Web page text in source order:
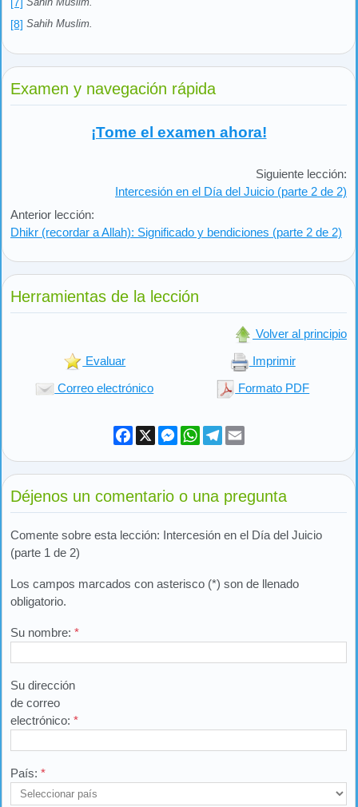
[7]
[8] Sahih Muslim.
Examen y navegación rápida
¡Tome el examen ahora!
Anterior lección:
Dhikr (recordar a Allah): Significado y bendiciones (parte 2 de 2)
Siguiente lección:
Intercesión en el Día del Juicio (parte 2 de 2)
Herramientas de la lección
Volver al principio
Evaluar Imprimir
Correo electrónico Formato PDF
Facebook
X Messenger
WhatsApp
Telegram
Déjenos un comentario o una pregunta
Comente sobre esta lección: Intercesión en el Día del Juicio
(parte 1 de 2)
Los campos marcados con asterisco (*) son de llenado
obligatorio.
Su nombre: *
Su dirección
de correo
electrónico: *
País: *